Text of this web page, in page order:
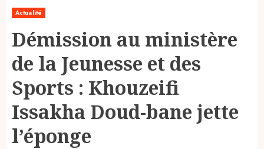
Actualité
Démission au ministère
de la Jeunesse et des
Sports : Khouzeifi
Issakha Doud-bane jette
l’éponge